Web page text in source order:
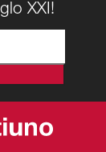
XXI!